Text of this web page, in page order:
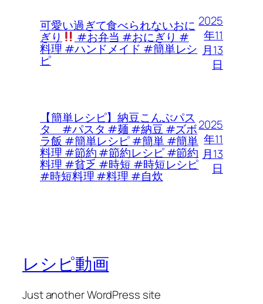
可愛い過ぎて食べられないおに
ぎり #お弁当 #おにぎり #
料理 #ハンドメイド #簡単レシ
ピ
2025
年11
月13
日
【簡単レシピ】納豆こんぶパス
タ #パスタ #麺 #納豆 #ズボ
ラ飯 #簡単レシピ #簡単 #簡単
料理 #節約 #節約レシピ #節約
料理 #貧乏 #時短 #時短レシピ
#時短料理 #料理 #自炊
2025
年11
月13
日
レシピ動画
Just another WordPress site